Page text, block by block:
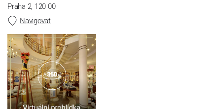
Praha 2, 120 00
Navigovat